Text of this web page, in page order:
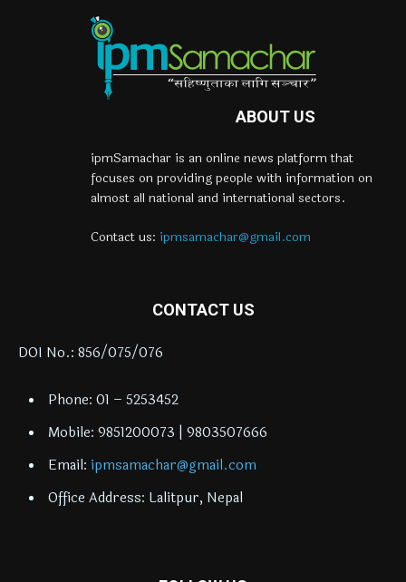
ABOUT US
ipmSamachar is an online news platform that
focuses on providing people with information on
almost all national and international sectors.
Contact us: ipmsamachar@gmail.com
CONTACT US
DOI No.: 856/075/076
Phone: 01 – 5253452
Mobile: 9851200073 | 9803507666
Email: ipmsamachar@gmail.com
Office Address: Lalitpur, Nepal